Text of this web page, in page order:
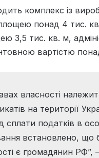
комплекс із
площею понад 4 тис.
3,5 тис. кв. м,
вартістю
власності
на території
сплати податків в
встановлено, що
є громадянин